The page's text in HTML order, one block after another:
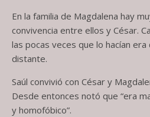
En la familia de Magdalena hay
convivencia entre ellos y César.
las pocas veces que lo hacían
distante.
Saúl convivió con César y
Desde entonces notó que “era
y homofóbico”.